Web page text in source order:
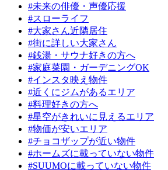
#未来の俳優・声優応援
#スローライフ
#大家さん近隣居住
#街に詳しい大家さん
#銭湯・サウナ好きの方へ
#家庭菜園・ガーデニングOK
#インスタ映え物件
#近くにジムがあるエリア
#料理好きの方へ
#星空がきれいに見えるエリア
#物価が安いエリア
#チョコザップが近い物件
#ホームズに載っていない物件
#SUUMOに載っていない物件